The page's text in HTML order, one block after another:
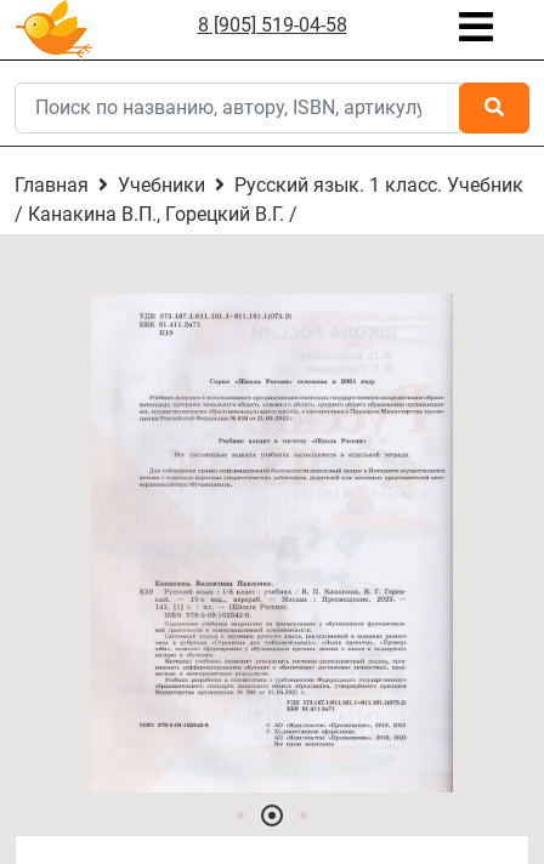
8 [905] 519-04-58
Главная Учебники
Русский язык. 1 класс. Учебник
/ Канакина В.П., Горецкий В.Г. /